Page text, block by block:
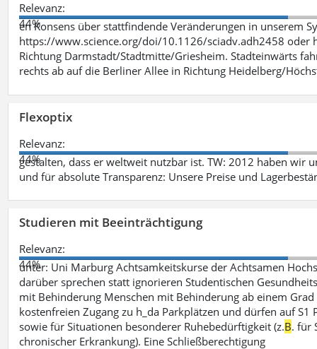
Relevanz:
44%
en Konsens über stattfindende Veränderungen in unserem
https://www.science.org/doi/10.1126/sciadv.adh2458
Richtung Darmstadt/Stadtmitte/Griesheim. Stadteinwärts
rechts ab auf die Berliner Allee in Richtung Heidelberg/
Flexoptix
Relevanz:
44%
gestalten, dass er weltweit nutzbar ist. TW: 2012 haben wir
und für absolute Transparenz: Unsere Preise und
Studieren mit Beeinträchtigung
Relevanz:
44%
unter: Uni Marburg Achtsamkeitskurse der Achtsamen
darüber sprechen statt ignorieren Studentischen
mit Behinderung Menschen mit Behinderung ab einem
kostenfreien Zugang zu h_da Parkplätzen und dürfen auf
sowie für Situationen besonderer Ruhebedürftigkeit (z.B. für
chronischer Erkrankung). Eine Schließberechtigung